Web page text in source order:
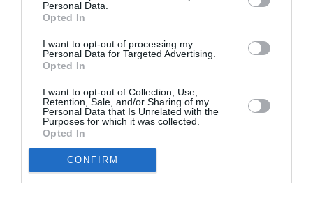
Personal Data.
Opted In
I want to opt-out of processing my
Personal Data for Targeted Advertising.
Opted In
I want to opt-out of Collection, Use,
Retention, Sale, and/or Sharing of my
Personal Data that Is Unrelated with the
Purposes for which it was collected.
Opted In
CONFIRM